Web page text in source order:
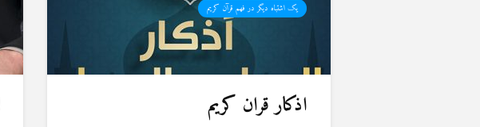
یک اشتباه دیگر در فهم قرآن کریم
اذکار قران کریم